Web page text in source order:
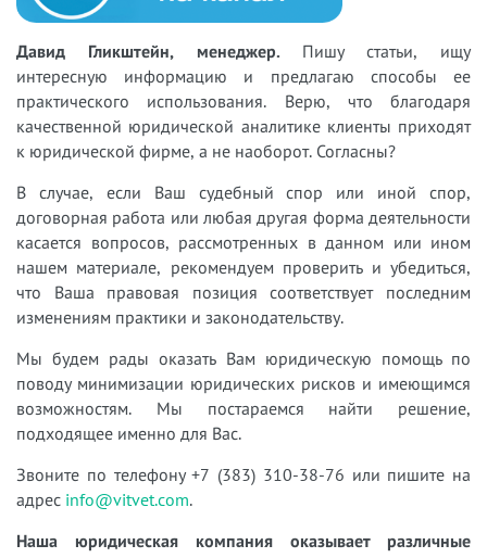
Давид Гликштейн, менеджер. Пишу статьи, ищу
интересную информацию и предлагаю способы ее
практического использования. Верю, что благодаря
качественной юридической аналитике клиенты приходят
к юридической фирме, а не наоборот. Согласны?
В случае, если Ваш судебный спор или иной спор,
договорная работа или любая другая форма деятельности
касается вопросов, рассмотренных в данном или ином
нашем материале, рекомендуем проверить и убедиться,
что Ваша правовая позиция соответствует последним
изменениям практики и законодательству.
Мы будем рады оказать Вам юридическую помощь по
поводу минимизации юридических рисков и имеющимся
возможностям. Мы постараемся найти решение,
подходящее именно для Вас.
Звоните по телефону +7 (383) 310-38-76 или пишите на
адрес info@vitvet.com.
Наша юридическая компания оказывает различные